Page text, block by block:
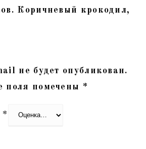
Коричневый крокодил,
не будет опубликован.
поля помечены *
*